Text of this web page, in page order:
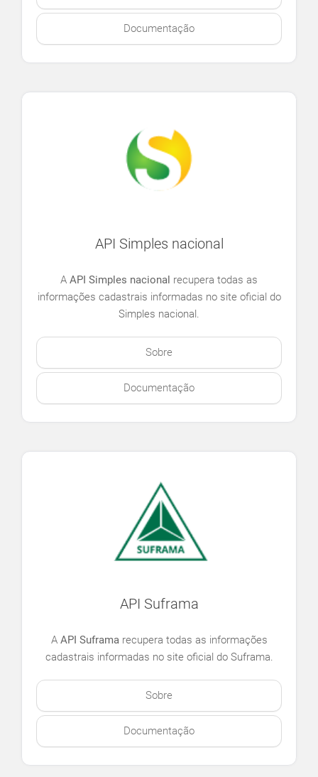
Documentação
API Simples nacional
A API Simples nacional recupera todas as
informações cadastrais informadas no site oficial do
Simples nacional.
Sobre
Documentação
API Suframa
A API Suframarecupera todas as informações
cadastrais informadas no site oficial do Suframa.
Sobre
Documentação